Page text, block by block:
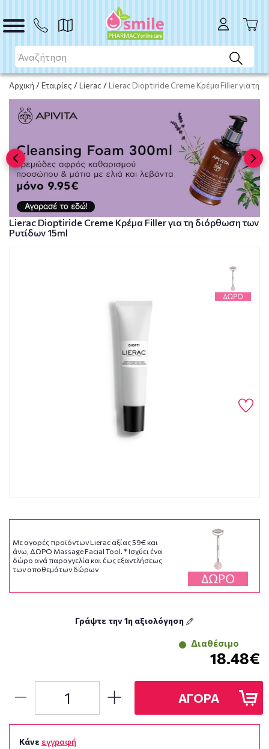
Αρχική /Εταιρίες /Lierac / Lierac Dioptiride Creme Κρέμα Filler για τη
ΑΓΟΡΑ
Lierac Dioptiride Creme Κρέμα Filler για τη διόρθωση των
Ρυτίδων 15ml
Με αγορές προϊόντων Lierac αξίας 59€ και
άνω, ΔΩΡΟ Massage Facial Tool. * Ισχύει ένα
δώρο ανά παραγγελία και έως εξαντλήσεως
των αποθεμάτων δώρων
Γράψτε την 1η αξιολόγηση
Διαθέσιμο
18.48€
ΑΓΟΡΑ
Κάνε εγγραφή